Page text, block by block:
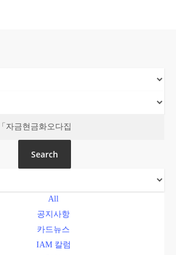
Search
All
공지사항
카드뉴스
IAM 칼럼